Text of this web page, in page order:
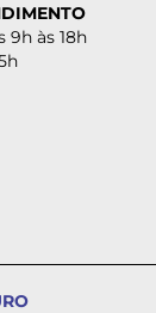
9h às 18h